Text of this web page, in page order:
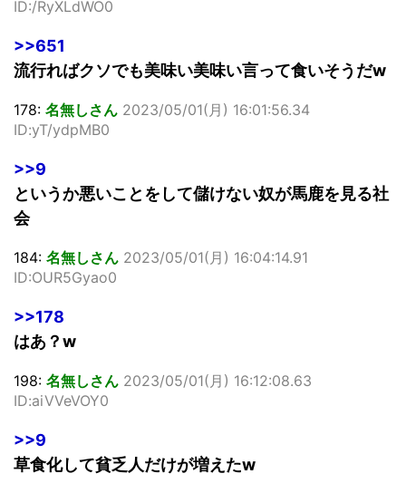
ID:/RyXLdWO0
>>651
流行ればクソでも美味い美味い言って食いそうだw
178: 名無しさん 2023/05/01(月) 16:01:56.34
ID:yT/ydpMB0
>>9
というか悪いことをして儲けない奴が馬鹿を見る社
会
184: 名無しさん 2023/05/01(月) 16:04:14.91
ID:OUR5Gyao0
>>178
はあ？w
198: 名無しさん 2023/05/01(月) 16:12:08.63
ID:aiVVeVOY0
>>9
草食化して貧乏人だけが増えたw